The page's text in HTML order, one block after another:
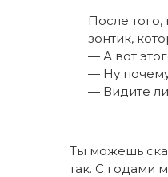
После
зонтик,
— А вот
— Ну
— Видите
Ты можешь
так. С годами